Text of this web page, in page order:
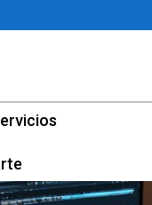
valiosa inteligencia
sobre el
de Éxito